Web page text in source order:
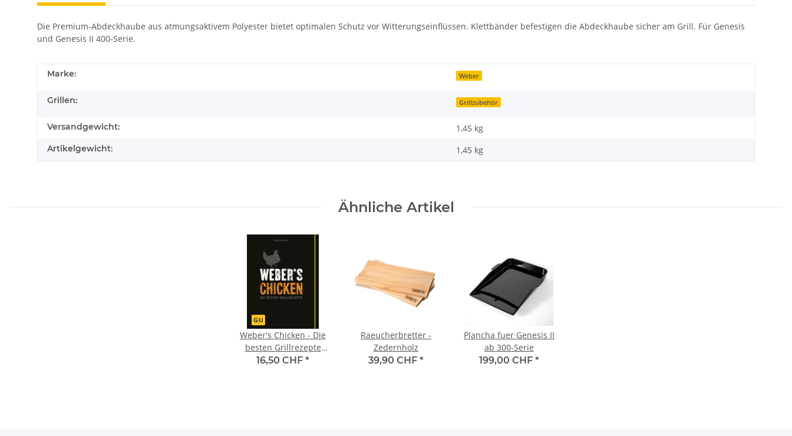
Die Premium-Abdeckhaube aus atmungsaktivem Polyester bietet optimalen Schutz vor Witterungseinflüssen. Klettbänder befestigen die Abdeckhaube sicher am Grill. Für Genesis
und Genesis II 400-Serie.
Marke: Weber
Grillen: Grillzubehör
Versandgewicht: 1,45 kg
Artikelgewicht: 1,45 kg
Ähnliche Artikel
Weber's Chicken - Die
besten Grillrezepte
(deutsch)
16,50 CHF *
Raeucherbretter -
Zedernholz
39,90 CHF *
Plancha fuer Genesis II
ab 300-Serie
199,00 CHF *